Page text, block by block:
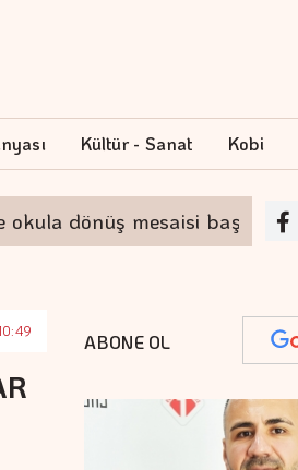
Kültür - Sanat Kobi
dönüş mesaisi başladı
ABONE OL